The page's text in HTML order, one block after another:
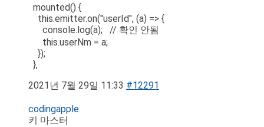
mounted() {
this.emitter.on("userId", (a) => {
console.log(a); // 확인 안됨
this.userNm = a;
});
},
2021년 7월 29일 11:33 #12291
codingapple
키 마스터